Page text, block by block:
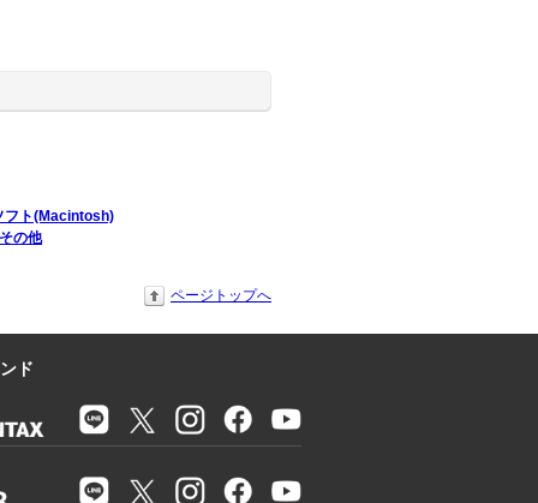
フト(Macintosh)
その他
ページトップへ
ド